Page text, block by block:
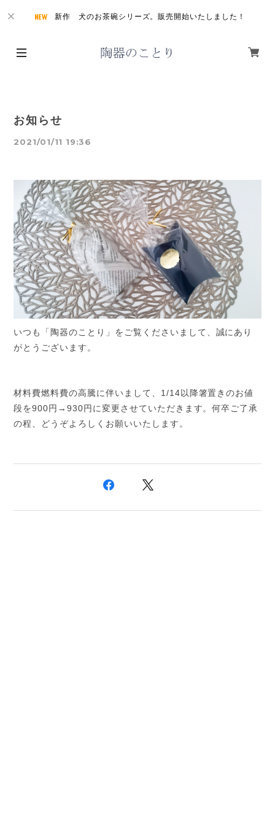
新作 犬のお茶碗シリーズ。販売開始いたしました！
お知らせ
2021/01/11 19:36
いつも「陶器のことり」をご覧くださいまして、誠にあり
がとうございます。
材料費燃料費の高騰に伴いまして、1/14以降箸置きのお値
段を900円→930円に変更させていただきます。何卒ご了承
の程、どうぞよろしくお願いいたします。